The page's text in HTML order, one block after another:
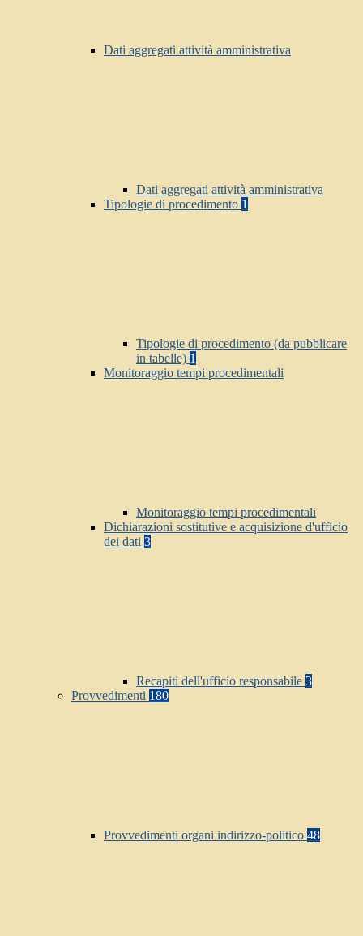
Dati aggregati attività amministrativa
Dati aggregati attività amministrativa
Tipologie di procedimento 1
Tipologie di procedimento (da pubblicare
in tabelle) 1
Monitoraggio tempi procedimentali
Monitoraggio tempi procedimentali
Dichiarazioni sostitutive e acquisizione d'ufficio
dei dati 3
Recapiti dell'ufficio responsabile 3
Provvedimenti 180
Provvedimenti organi indirizzo-politico 48